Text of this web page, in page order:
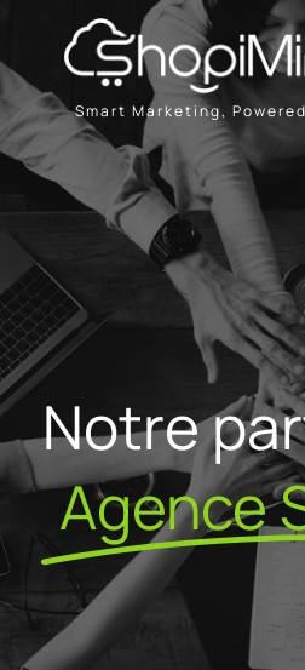
contenu
Smart Marketing,
Solution
Ressources & Partenaires
Offres
Notre
Agence